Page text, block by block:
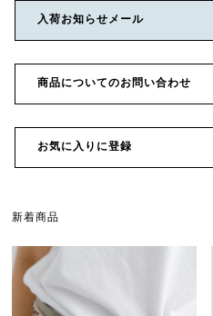
入荷お知らせメール
商品についてのお問い合わせ
お気に入りに登録
新着商品